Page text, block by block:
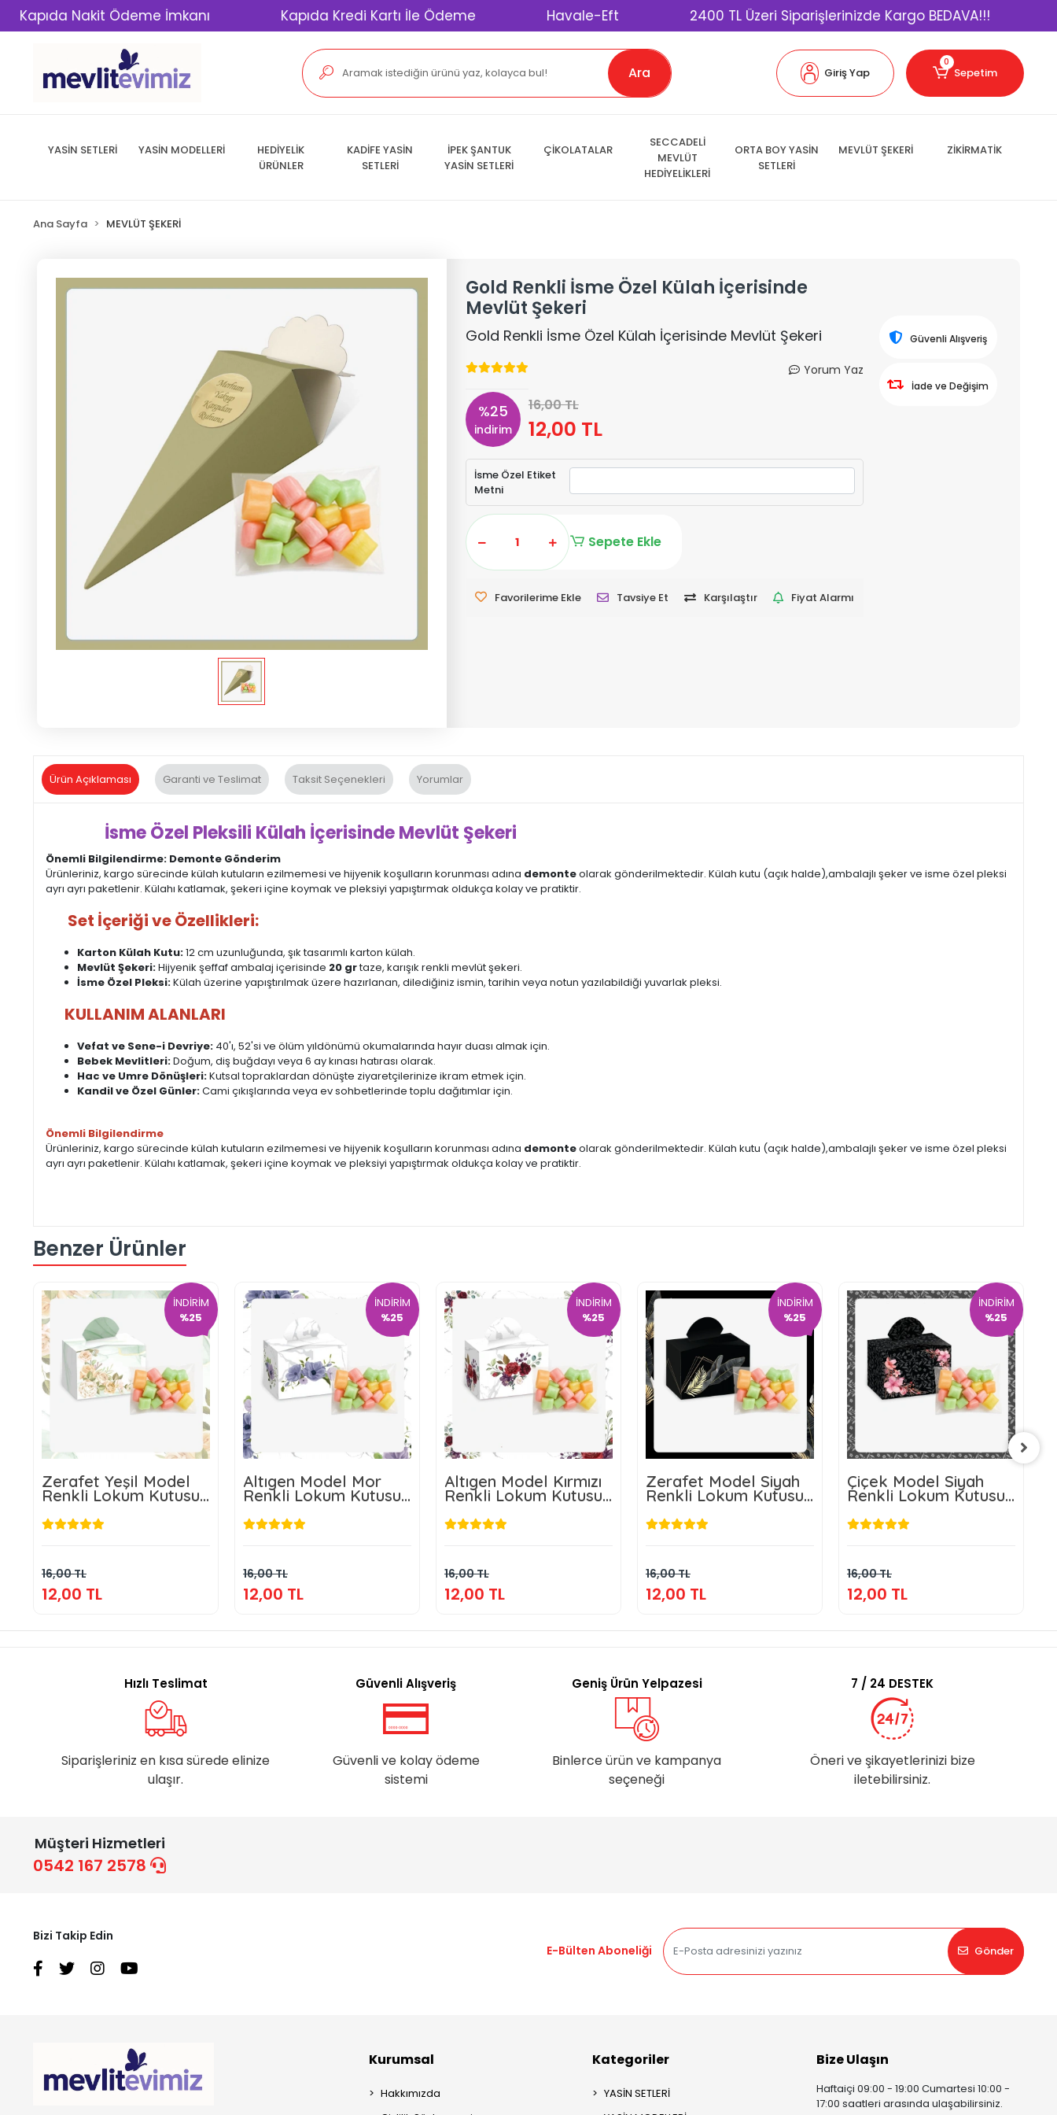
Nakit Ödeme İmkanı Kapıda Kredi Kartı İle Ödeme Havale-Eft 2400 TL Üzeri Siparişlerinizde Kargo BEDAVA!!!
Ara Giriş Yap
0
Sepetim
YASİN SETLERİ YASİN MODELLERİ
HEDİYELİK
ÜRÜNLER
KADİFE YASİN
SETLERİ
İPEK ŞANTUK
YASİN SETLERİ
ÇİKOLATALAR
SECCADELİ
MEVLÜT
HEDİYELİKLERİ
ORTA BOY YASİN
SETLERİ
MEVLÜT ŞEKERİ ZİKİRMATİK
Ana Sayfa MEVLÜT ŞEKERİ
Gold Renkli İsme Özel Külah İçerisinde
Mevlüt Şekeri
Gold Renkli İsme Özel Külah İçerisinde Mevlüt Şekeri
Yorum Yaz
%25
indirim
16,00 TL
12,00 TL
İsme Özel Etiket
Metni
Sepete Ekle
Favorilerime Ekle Tavsiye Et Karşılaştır Fiyat Alarmı
Güvenli Alışveriş
İade ve Değişim
Ürün Açıklaması Garanti ve Teslimat Taksit Seçenekleri Yorumlar
İsme Özel Pleksili Külah İçerisinde Mevlüt Şekeri
Önemli Bilgilendirme: Demonte Gönderim
Ürünleriniz, kargo sürecinde külah kutuların ezilmemesi ve hijyenik koşulların korunması adına demonteolarak gönderilmektedir. Külah kutu (açık halde),ambalajlı şeker ve isme özel pleksi
ayrı ayrı paketlenir. Külahı katlamak, şekeri içine koymak ve pleksiyi yapıştırmak oldukça kolay ve pratiktir.
Set İçeriği ve Özellikleri:
Karton Külah Kutu:12 cm uzunluğunda, şık tasarımlı karton külah.
Mevlüt Şekeri:Hijyenik şeffaf ambalaj içerisinde 20 grtaze, karışık renkli mevlüt şekeri.
İsme Özel Pleksi:Külah üzerine yapıştırılmak üzere hazırlanan, dilediğiniz ismin, tarihin veya notun yazılabildiği yuvarlak pleksi.
KULLANIM ALANLARI
Vefat ve Sene-i Devriye: 40'ı, 52'si ve ölüm yıldönümü okumalarında hayır duası almak için.
Bebek Mevlitleri:Doğum, diş buğdayı veya 6 ay kınası hatırası olarak.
Hac ve Umre Dönüşleri:Kutsal topraklardan dönüşte ziyaretçilerinize ikram etmek için.
Kandil ve Özel Günler:Cami çıkışlarında veya ev sohbetlerinde toplu dağıtımlar için.
Önemli Bilgilendirme
Ürünleriniz, kargo sürecinde külah kutuların ezilmemesi ve hijyenik koşulların korunması adına demonteolarak gönderilmektedir. Külah kutu (açık halde),ambalajlı şeker ve isme özel pleksi
ayrı ayrı paketlenir. Külahı katlamak, şekeri içine koymak ve pleksiyi yapıştırmak oldukça kolay ve pratiktir.
Benzer Ürünler
İNDİRİM
%25
Zerafet Yeşil Model
Renkli Lokum Kutusu
16,00 TL
12,00 TL
İNDİRİM
%25
Altıgen Model Mor
Renkli Lokum Kutusu
16,00 TL
12,00 TL
İNDİRİM
%25
Altıgen Model Kırmızı
Renkli Lokum Kutusu
16,00 TL
12,00 TL
İNDİRİM
%25
Zerafet Model Siyah
Renkli Lokum Kutusu
16,00 TL
12,00 TL
İNDİRİM
%25
Çiçek Model Siyah
Renkli Lokum Kutusu
16,00 TL
12,00 TL
Hızlı Teslimat
Siparişleriniz en kısa sürede elinize
ulaşır.
Güvenli Alışveriş
Güvenli ve kolay ödeme
sistemi
Geniş Ürün Yelpazesi
Binlerce ürün ve kampanya
seçeneği
7 / 24 DESTEK
Öneri ve şikayetlerinizi bize
iletebilirsiniz.
Müşteri Hizmetleri
0542 167 2578
Bizi Takip Edin
E-Bülten Aboneliği
Gönder
Kurumsal
Hakkımızda
Kategoriler
YASİN SETLERİ
Bize Ulaşın
Haftaiçi 09:00 - 19:00 Cumartesi 10:00 -
17:00 saatleri arasında ulaşabilirsiniz.